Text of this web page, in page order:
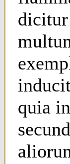
dicitur
quia